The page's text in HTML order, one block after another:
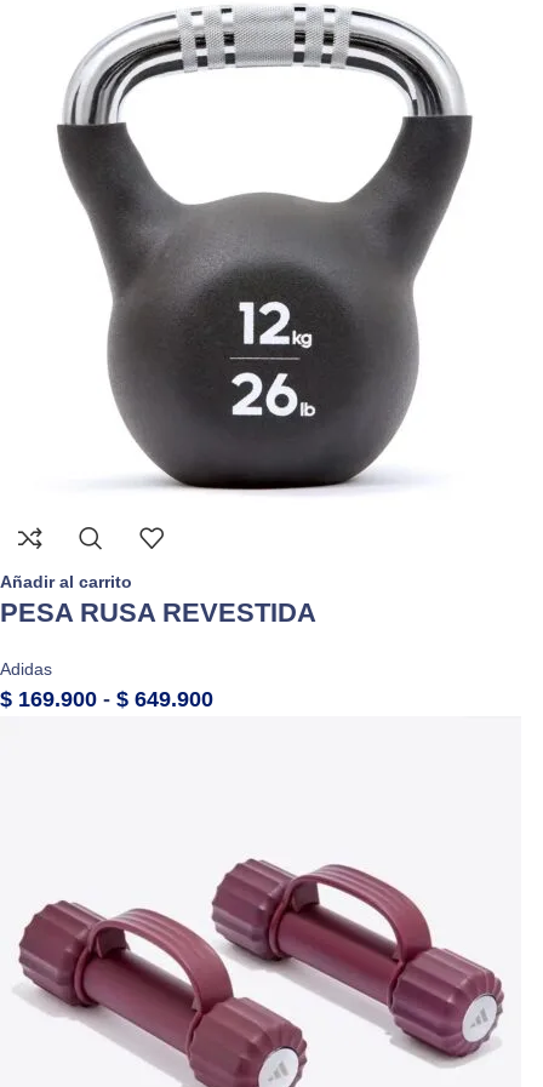
Añadir al carrito
PESA RUSA REVESTIDA
Adidas
$ 169.900 - $ 649.900